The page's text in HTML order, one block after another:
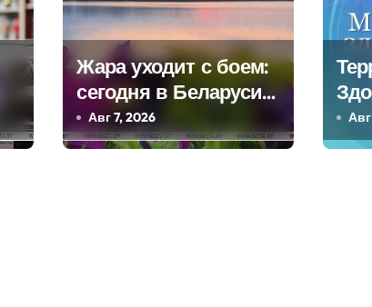
Жара уходит с боем:
сегодня в Беларуси
ожидаются дожди и
грозы
Авг 7, 2026